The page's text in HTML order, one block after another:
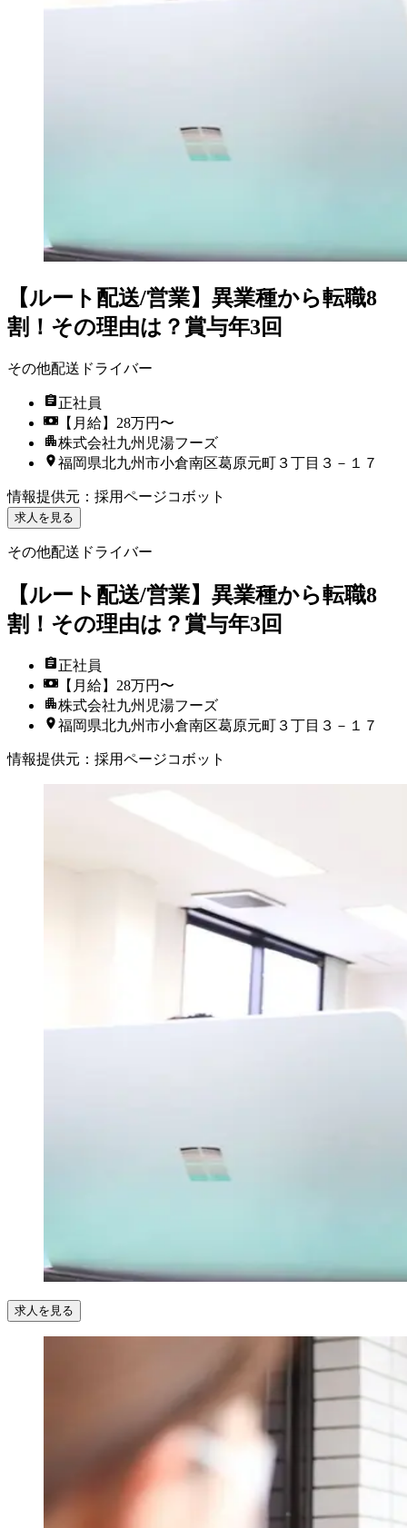
【ルート配送/営業】異業種から転職8
割！その理由は？賞与年3回
その他配送ドライバー
正社員
【月給】28万円〜
株式会社九州児湯フーズ
福岡県北九州市小倉南区葛原元町３丁目３－１７
情報提供元 ： 採用ページコボット
求人を見る
その他配送ドライバー
【ルート配送/営業】異業種から転職8
割！その理由は？賞与年3回
正社員
【月給】28万円〜
株式会社九州児湯フーズ
福岡県北九州市小倉南区葛原元町３丁目３－１７
情報提供元 ： 採用ページコボット
求人を見る